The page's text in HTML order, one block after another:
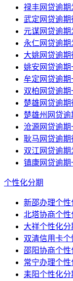
禄丰网贷逾
武定网贷逾期
元谋网贷逾
永仁网贷逾
大姚网贷逾期
姚安网贷逾
牟定网贷逾
双柏网贷逾
楚雄网贷逾期
楚雄州网贷
沧源网贷逾
耿马网贷逾期
双江网贷逾
镇康网贷逾
个性化分期
新邵办理个
北塔协商个
大祥个性化
双清信用卡
邵阳协商个
常宁办理个
耒阳个性化